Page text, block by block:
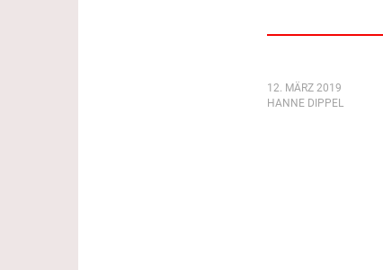
12. MÄRZ 2019
HANNE DIPPEL